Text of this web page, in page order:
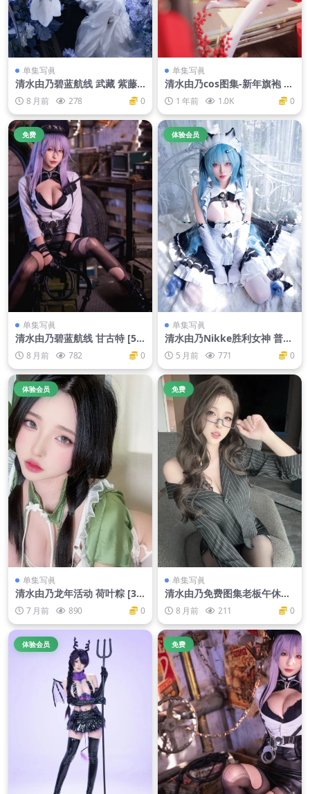
单集写眞
清水由乃碧蓝航线 武藏 紫藤
花 [51P1V-638MB]
8 月前 278 0
单集写眞
清水由乃cos图集-新年旗袍 [7
7P-770MB]
1 年前 1.0K 0
免费
单集写眞
清水由乃碧蓝航线 甘古特 [55
P1V-1.57G]
8 月前 782 0
体验会员
单集写眞
清水由乃Nikke胜利女神 普利
瓦蒂 [85P 1V]
5 月前 771 0
体验会员
单集写眞
清水由乃龙年活动 荷叶粽 [35
P1V-196M]
7 月前 890 0
免费
单集写眞
清水由乃免费图集老板午休室
[58P1V-331M]
8 月前 211 0
体验会员 免费